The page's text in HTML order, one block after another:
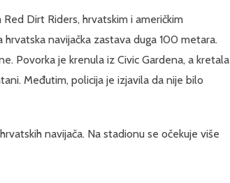
Dirt Riders, hrvatskim i američkim
navijačka zastava duga 100 metara.
Povorka je krenula iz Civic Gardena, a kretala
Međutim, policija je izjavila da nije bilo
navijača. Na stadionu se očekuje više